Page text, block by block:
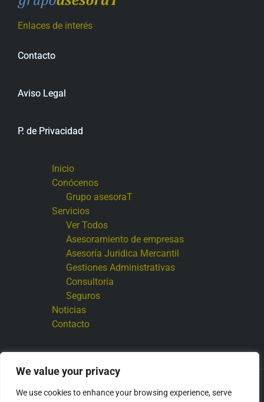
We value your privacy
We use cookies to enhance your browsing experience, serve
Enlaces de interés
Contacto
Aviso Legal
P. de Privacidad
Inicio
Conócenos
Grupo asesoraT
Servicios
Ver Todos
Asesoramiento de empresas
Asesoría Juridica Mercantil
Gestiones Administrativas
Consultoría
Seguros
Noticias
Contacto
Copyright © 2026 Grupo asesoraT